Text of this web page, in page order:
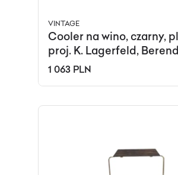
VINTAGE
Cooler na wino, czarny,
proj. K. Lagerfeld,
Niemcy, lata 70.
1 063 PLN